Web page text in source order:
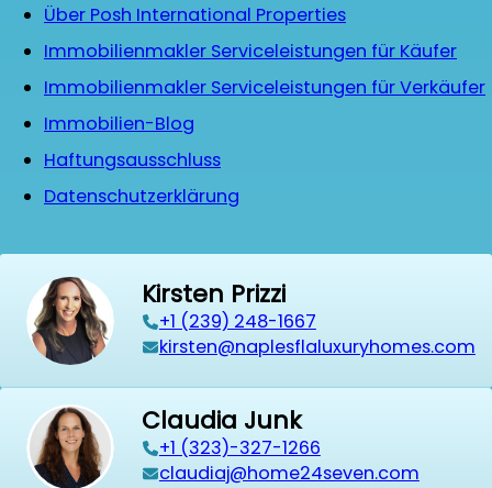
Über Posh International Properties
Immobilienmakler Serviceleistungen für Käufer
Immobilienmakler Serviceleistungen für Verkäufer
Immobilien-Blog
Haftungsausschluss
Datenschutzerklärung
Kirsten Prizzi
‭+1 (239) 248-1667‬
kirsten@naplesflaluxuryhomes.com
Claudia Junk
+1 (323)-327-1266
claudiaj@home24seven.com